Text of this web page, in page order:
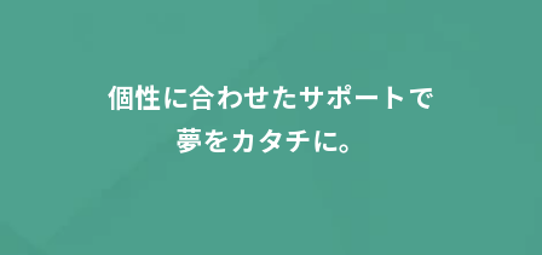
個性に合わせたサポートで
夢をカタチに。